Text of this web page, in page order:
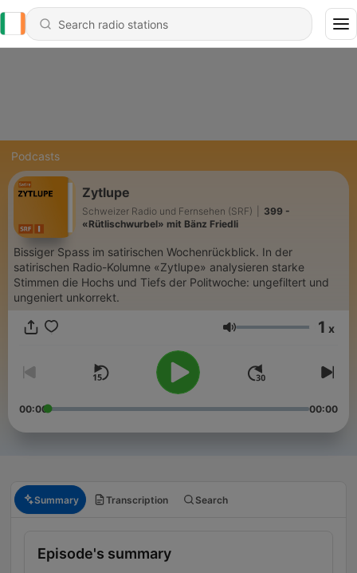
Podcasts
Zytlupe
Schweizer Radio und Fernsehen (SRF)
399 -
«Rütlischwurbel» mit Bänz Friedli
Bissiger Spass im satirischen Wochenrückblick. In der
satirischen Radio-Kolumne «Zytlupe» analysieren starke
Stimmen die Hochs und Tiefs der Politwoche: ungefiltert und
ungeniert unkorrekt.
Volume 1 x
00:00 00:00
Summary Transcription Search
Episode's summary